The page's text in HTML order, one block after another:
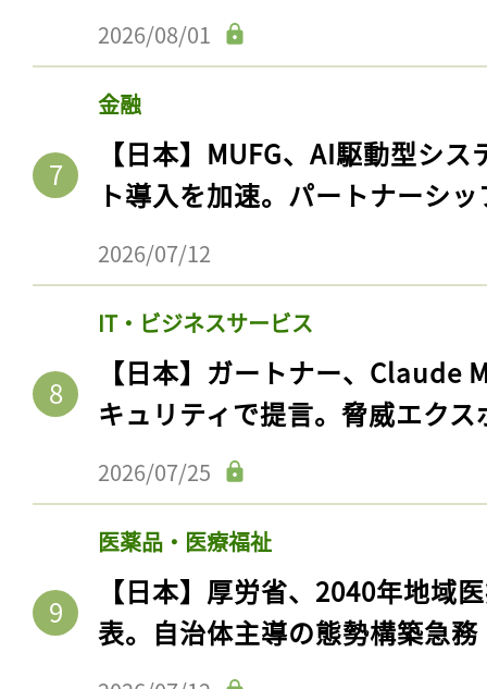
2026/08/01
金融
【日本】MUFG、AI駆動型シ
ト導入を加速。パートナーシ
2026/07/12
IT・ビジネスサービス
【日本】ガートナー、Claude
キュリティで提言。脅威エク
2026/07/25
医薬品・医療福祉
【日本】厚労省、2040年地域
表。自治体主導の態勢構築急務